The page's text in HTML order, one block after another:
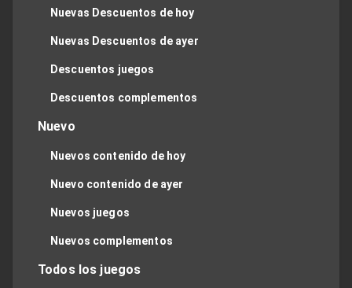
Nuevas Descuentos de hoy
Nuevas Descuentos de ayer
Descuentos juegos
Descuentos complementos
Nuevo
Nuevos contenido de hoy
Nuevo contenido de ayer
Nuevos juegos
Nuevos complementos
Todos los juegos